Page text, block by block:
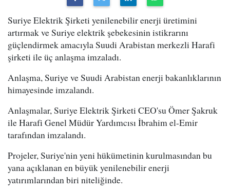
Suriye Elektrik Şirketi yenilenebilir enerji üretimini
artırmak ve Suriye elektrik şebekesinin istikrarını
güçlendirmek amacıyla Suudi Arabistan merkezli Harafi
şirketi ile üç anlaşma imzaladı.
Anlaşma, Suriye ve Suudi Arabistan enerji bakanlıklarının
himayesinde imzalandı.
Anlaşmalar, Suriye Elektrik Şirketi CEO'su Ömer Şakruk
ile Harafi Genel Müdür Yardımcısı İbrahim el-Emir
tarafından imzalandı.
Projeler, Suriye'nin yeni hükümetinin kurulmasından bu
yana açıklanan en büyük yenilenebilir enerji
yatırımlarından biri niteliğinde.